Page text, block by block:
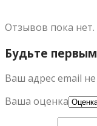
Отзывов пока нет.
Будьте
Ваш адрес email
Ваша оценка